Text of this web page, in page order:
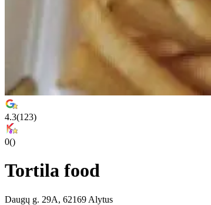
4.3(123)
0()
Tortila food
Daugų g. 29A, 62169 Alytus